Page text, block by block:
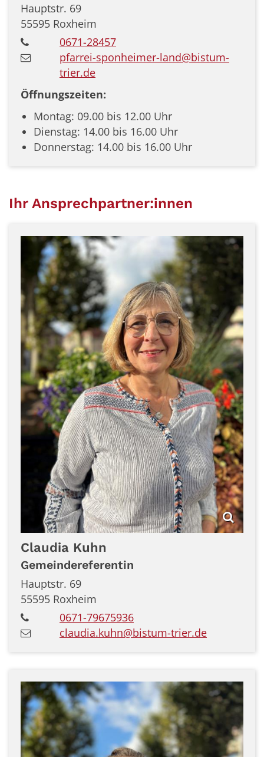
Hauptstr. 69
55595 Roxheim
0671-28457
pfarrei-sponheimer-land@bistum-
trier.de
Öffnungszeiten:
Montag: 09.00 bis 12.00 Uhr
Dienstag: 14.00 bis 16.00 Uhr
Donnerstag: 14.00 bis 16.00 Uhr
Ihr Ansprechpartner:innen
Claudia Kuhn
Gemeindereferentin
Hauptstr. 69
55595 Roxheim
0671-79675936
claudia.kuhn@bistum-trier.de